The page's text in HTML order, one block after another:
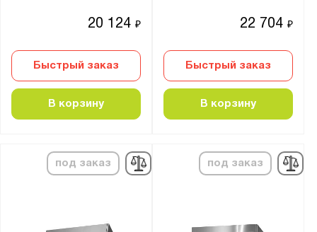
20 124₽
Быстрый заказ
В корзину
22 704₽
Быстрый заказ
В корзину
под заказ под заказ